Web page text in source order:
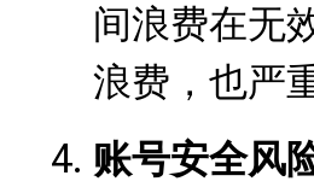
间浪费在无
浪费，也严
账号安全风